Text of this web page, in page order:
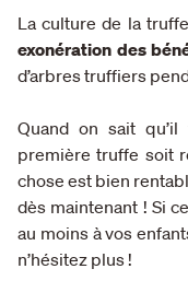
La culture de la
exonération des
d’arbres truffiers
Quand on sait
première truffe soit
chose est bien
dès maintenant ! Si
au moins à vos
n’hésitez plus !